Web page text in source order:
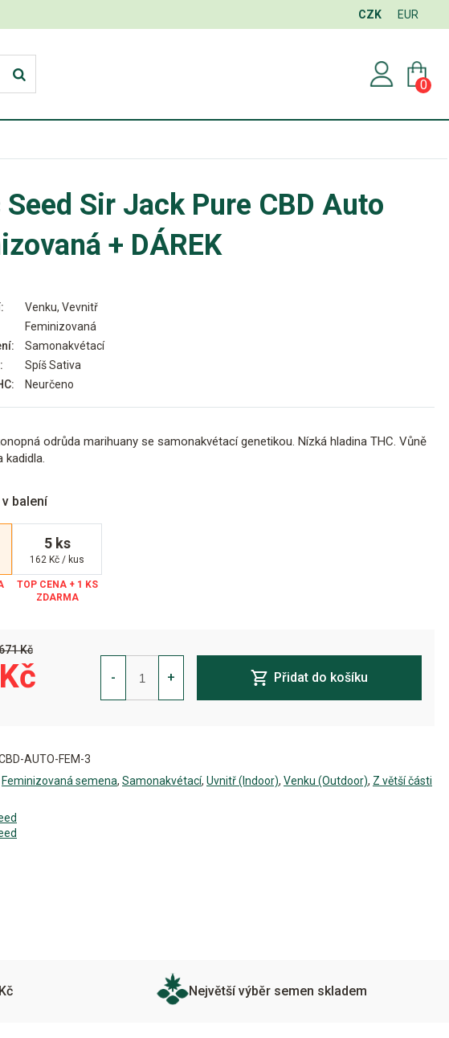
CZK EUR
0
Seed Sir Jack Pure CBD Auto
+ DÁREK
Venku, Vevnitř
Feminizovaná
Samonakvétací
Spíš Sativa
Neurčeno
odrůda marihuany se samonakvétací genetikou. Nízká hladina THC. Vůně
kadidla.
balení
5 ks
162 Kč / kus
Kč
-
Sir
Jack
Pure
CBD
+ Přidat do košíku
AUTO-FEM-3
Feminizovaná semena, Samonakvétací, Uvnitř (Indoor), Venku (Outdoor), Z větší části
Největší výběr semen skladem